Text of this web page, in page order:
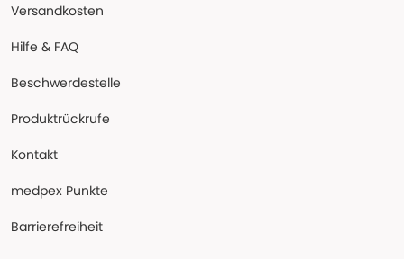
Versandkosten
Hilfe & FAQ
Beschwerdestelle
Produktrückrufe
Kontakt
medpex Punkte
Barrierefreiheit